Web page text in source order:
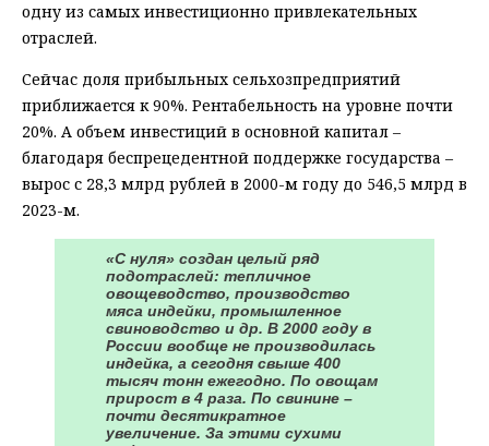
одну из самых инвестиционно привлекательных
отраслей.
Сейчас доля прибыльных сельхозпредприятий
приближается к 90%. Рентабельность на уровне почти
20%. А объем инвестиций в основной капитал –
благодаря беспрецедентной поддержке государства –
вырос с 28,3 млрд рублей в 2000-м году до 546,5 млрд в
2023-м.
«С нуля» создан целый ряд
подотраслей: тепличное
овощеводство, производство
мяса индейки, промышленное
свиноводство и др. В 2000 году в
России вообще не производилась
индейка, а сегодня свыше 400
тысяч тонн ежегодно. По овощам
прирост в 4 раза. По свинине –
почти десятикратное
увеличение. За этими сухими